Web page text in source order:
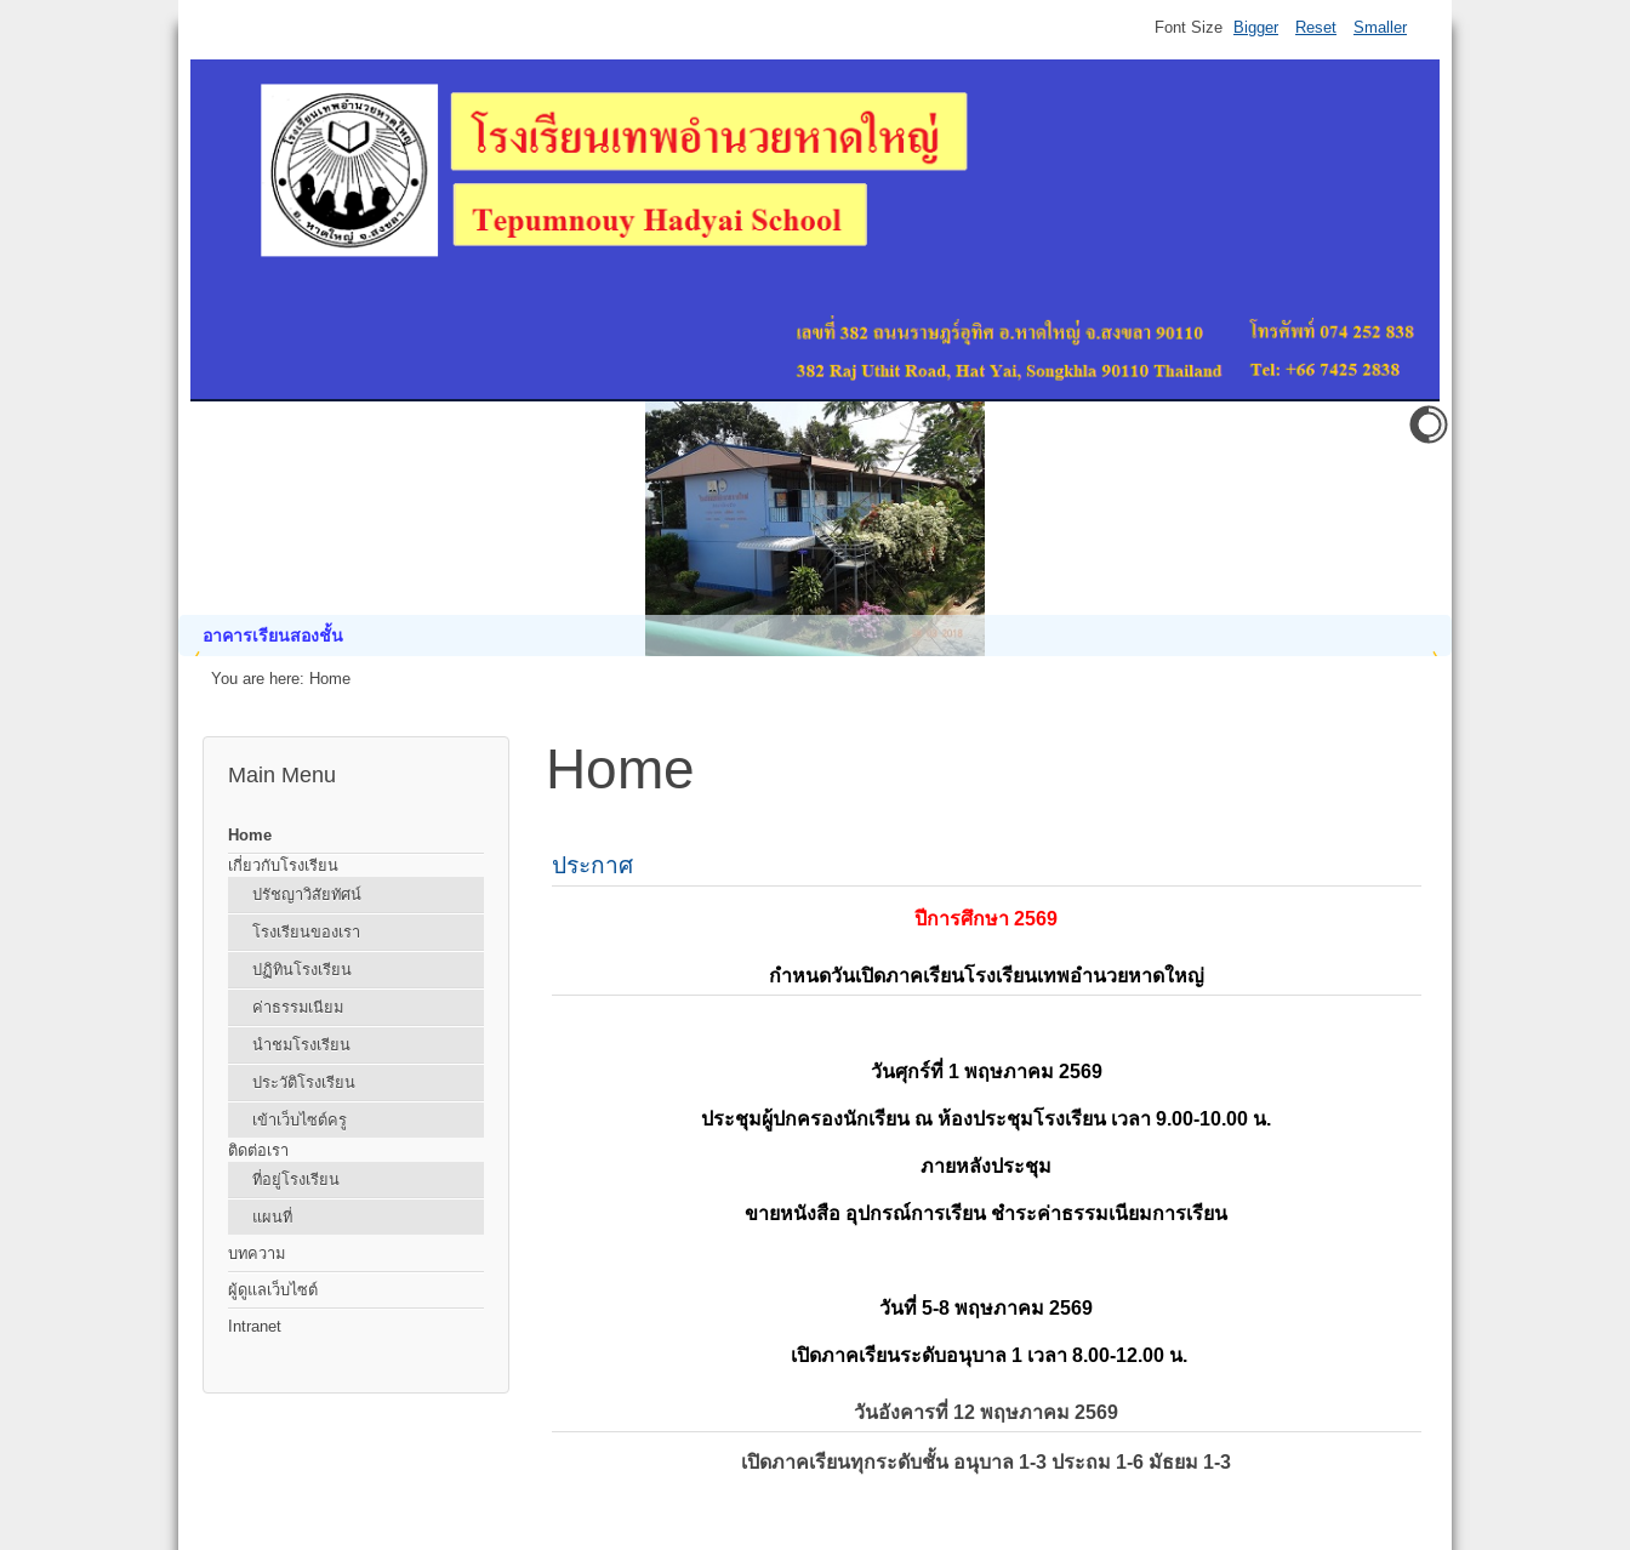
อาคารเรียนสองชั้น
Font Size Bigger Reset Smaller
You are here: Home
Main Menu
Home
เกี่ยวกับโรงเรียน
ปรัชญาวิสัยทัศน์
โรงเรียนของเรา
ปฏิทินโรงเรียน
ค่าธรรมเนียม
นำชมโรงเรียน
ประวัติโรงเรียน
เข้าเว็บไซต์ครู
ติดต่อเรา
ที่อยู่โรงเรียน
แผนที่
บทความ
ผู้ดูแลเว็บไซต์
Intranet
Home
ประกาศ
ปีการศึกษา 2569
กำหนดวันเปิดภาคเรียนโรงเรียนเทพอำนวยหาดใหญ่
วันศุกร์ที่ 1 พฤษภาคม 2569
ประชุมผู้ปกครองนักเรียน ณ ห้องประชุมโรงเรียน เวลา 9.00-10.00 น.
ภายหลังประชุม
ขายหนังสือ อุปกรณ์การเรียน ชำระค่าธรรมเนียมการเรียน
วันที่ 5-8 พฤษภาคม 2569
เปิดภาคเรียนระดับอนุบาล 1 เวลา 8.00-12.00 น.
วันอังคารที่ 12 พฤษภาคม 2569
เปิดภาคเรียนทุกระดับชั้น อนุบาล 1-3 ประถม 1-6 มัธยม 1-3